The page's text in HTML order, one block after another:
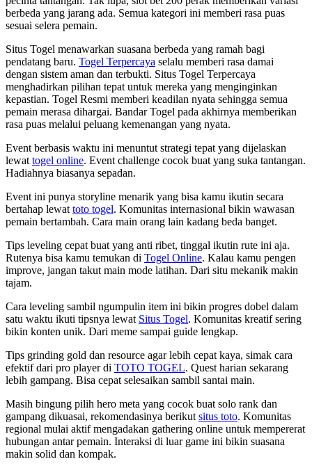
berbeda yang jarang ada. Semua kategori ini memberi rasa puas
sesuai selera pemain.
Situs Togel menawarkan suasana berbeda yang ramah bagi
pendatang baru. Togel Terpercaya selalu memberi rasa damai
dengan sistem aman dan terbukti. Situs Togel Terpercaya
menghadirkan pilihan tepat untuk mereka yang menginginkan
kepastian. Togel Resmi memberi keadilan nyata sehingga semua
pemain merasa dihargai. Bandar Togel pada akhirnya memberikan
rasa puas melalui peluang kemenangan yang nyata.
Event berbasis waktu ini menuntut strategi tepat yang dijelaskan
lewat togel online. Event challenge cocok buat yang suka tantangan.
Hadiahnya biasanya sepadan.
Event ini punya storyline menarik yang bisa kamu ikutin secara
bertahap lewat toto togel. Komunitas internasional bikin wawasan
pemain bertambah. Cara main orang lain kadang beda banget.
Tips leveling cepat buat yang anti ribet, tinggal ikutin rute ini aja.
Rutenya bisa kamu temukan di Togel Online. Kalau kamu pengen
improve, jangan takut main mode latihan. Dari situ mekanik makin
tajam.
Cara leveling sambil ngumpulin item ini bikin progres dobel dalam
satu waktu ikuti tipsnya lewat Situs Togel. Komunitas kreatif sering
bikin konten unik. Dari meme sampai guide lengkap.
Tips grinding gold dan resource agar lebih cepat kaya, simak cara
efektif dari pro player di TOTO TOGEL. Quest harian sekarang
lebih gampang. Bisa cepat selesaikan sambil santai main.
Masih bingung pilih hero meta yang cocok buat solo rank dan
gampang dikuasai, rekomendasinya berikut situs toto. Komunitas
regional mulai aktif mengadakan gathering online untuk mempererat
hubungan antar pemain. Interaksi di luar game ini bikin suasana
makin solid dan kompak.